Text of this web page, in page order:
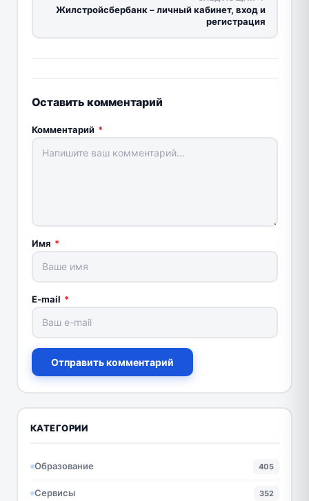
Жилстройсбербанк – личный кабинет, вход и
регистрация
Оставить комментарий
Комментарий *
Имя *
E-mail *
Отправить комментарий
КАТЕГОРИИ
Образование 405
Сервисы 352